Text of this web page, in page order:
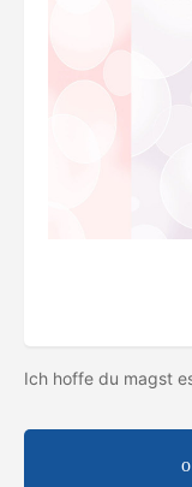
Ich hoffe du magst